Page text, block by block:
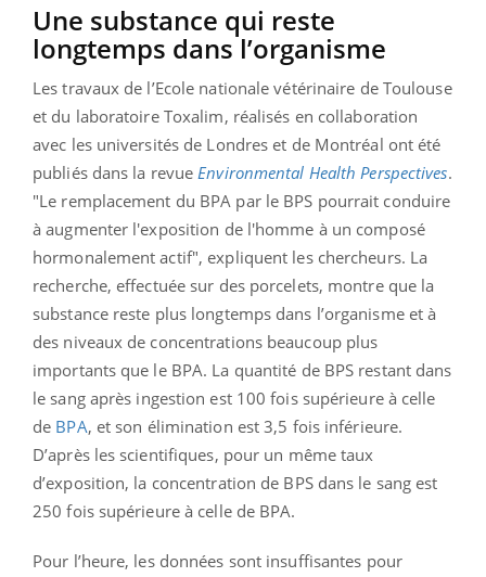
Une substance qui reste
longtemps dans l’organisme
Les travaux de l’Ecole nationale vétérinaire de Toulouse
et du laboratoire Toxalim, réalisés en collaboration
avec les universités de Londres et de Montréal ont été
publiés dans la revueEnvironmental Health Perspectives.
"Le remplacement du BPA par le BPS pourrait conduire
à augmenter l'exposition de l'homme à un composé
hormonalement actif", expliquent les chercheurs. La
recherche, effectuée sur des porcelets, montre que la
substance reste plus longtemps dans l’organisme et à
des niveaux de concentrations beaucoup plus
importants que le BPA. La quantité de BPS restant dans
le sang après ingestion est 100 fois supérieure à celle
de BPA, et son élimination est 3,5 fois inférieure.
D’après les scientifiques, pour un même taux
d’exposition, la concentration de BPS dans le sang est
250 fois supérieure à celle de BPA.
Pour l’heure, les données sont insuffisantes pour